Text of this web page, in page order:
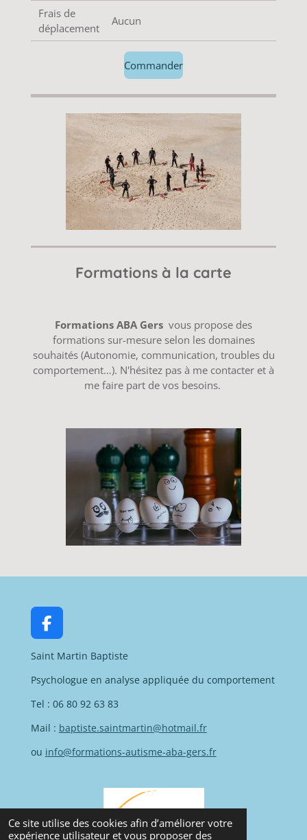
Ce site utilise des cookies afin d’améliorer votre
expérience utilisateur et vous proposer des
Frais de
déplacement
Aucun
Commander
Formations à la carte
Formations ABA Gers vous propose des
formations sur-mesure selon les domaines
souhaités (Autonomie, communication, troubles du
comportement…). N'hésitez pas à me contacter et à
me faire part de vos besoins.
F
a
c
e
o
o
k
Saint Martin Baptiste
Psychologue en analyse appliquée du comportement
Tel : 06 80 92 63 83
Mail : baptiste.saintmartin@hotmail.fr
ou info@formations-autisme-aba-gers.fr